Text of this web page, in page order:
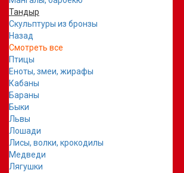
Тандыр
Скульптуры из бронзы
Назад
Смотреть все
Птицы
Еноты, змеи, жирафы
Кабаны
Бараны
Быки
Львы
Лошади
Лисы, волки, крокодилы
Медведи
Лягушки